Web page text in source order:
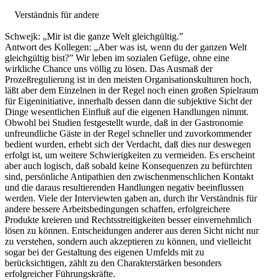
Verständnis für andere
Schwejk: „Mir ist die ganze Welt gleichgültig.”
Antwort des Kollegen: „Aber was ist, wenn du der ganzen Welt
gleichgültig bist?” Wir leben im sozialen Gefüge, ohne eine
wirkliche Chance uns völlig zu lösen. Das Ausmaß der
Prozeßregulierung ist in den meisten Organisationskulturen hoch,
läßt aber dem Einzelnen in der Regel noch einen großen Spielraum
für Eigeninitiative, innerhalb dessen dann die subjektive Sicht der
Dinge wesentlichen Einfluß auf die eigenen Handlungen nimmt.
Obwohl bei Studien festgestellt wurde, daß in der Gastronomie
unfreundliche Gäste in der Regel schneller und zuvorkommender
bedient wurden, erhebt sich der Verdacht, daß dies nur deswegen
erfolgt ist, um weitere Schwierigkeiten zu vermeiden. Es erscheint
aber auch logisch, daß sobald keine Konsequenzen zu befürchten
sind, persönliche Antipathien den zwischenmenschlichen Kontakt
und die daraus resultierenden Handlungen negativ beeinflussen
werden. Viele der Interviewten gaben an, durch ihr Verständnis für
andere bessere Arbeitsbedingungen schaffen, erfolgreichere
Produkte kreieren und Rechtsstreitigkeiten besser einvernehmlich
lösen zu können. Entscheidungen anderer aus deren Sicht nicht nur
zu verstehen, sondern auch akzeptieren zu können, und vielleicht
sogar bei der Gestaltung des eigenen Umfelds mit zu
berücksichtigen, zählt zu den Charakterstärken besonders
erfolgreicher Führungskräfte.